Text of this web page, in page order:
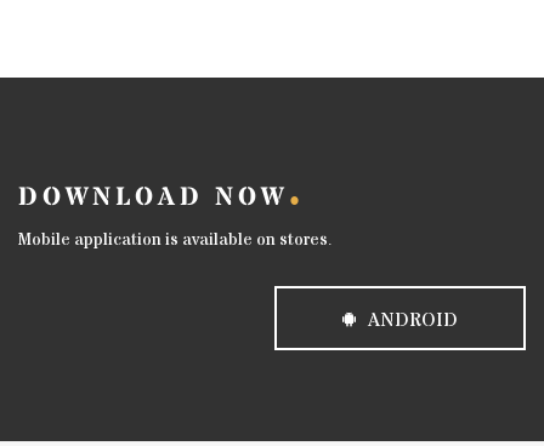
DOWNLOAD NOW
Mobile application is available on stores.
ANDROID